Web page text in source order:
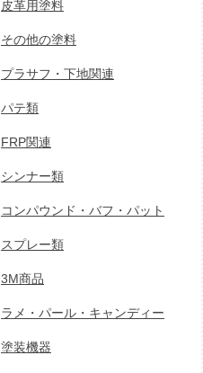
皮革用塗料
その他の塗料
プラサフ・下地関連
パテ類
FRP関連
シンナー類
コンパウンド・バフ・パット
スプレー類
3M商品
ラメ・パール・キャンディー
塗装機器